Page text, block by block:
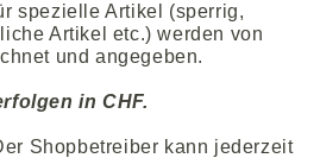
spezielle Artikel (sperrig,
Artikel etc.) werden von
und angegeben.
in CHF.
Shopbetreiber kann jederzeit